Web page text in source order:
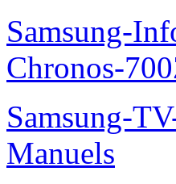
Samsung-
Chronos-
Samsung-
Manuels